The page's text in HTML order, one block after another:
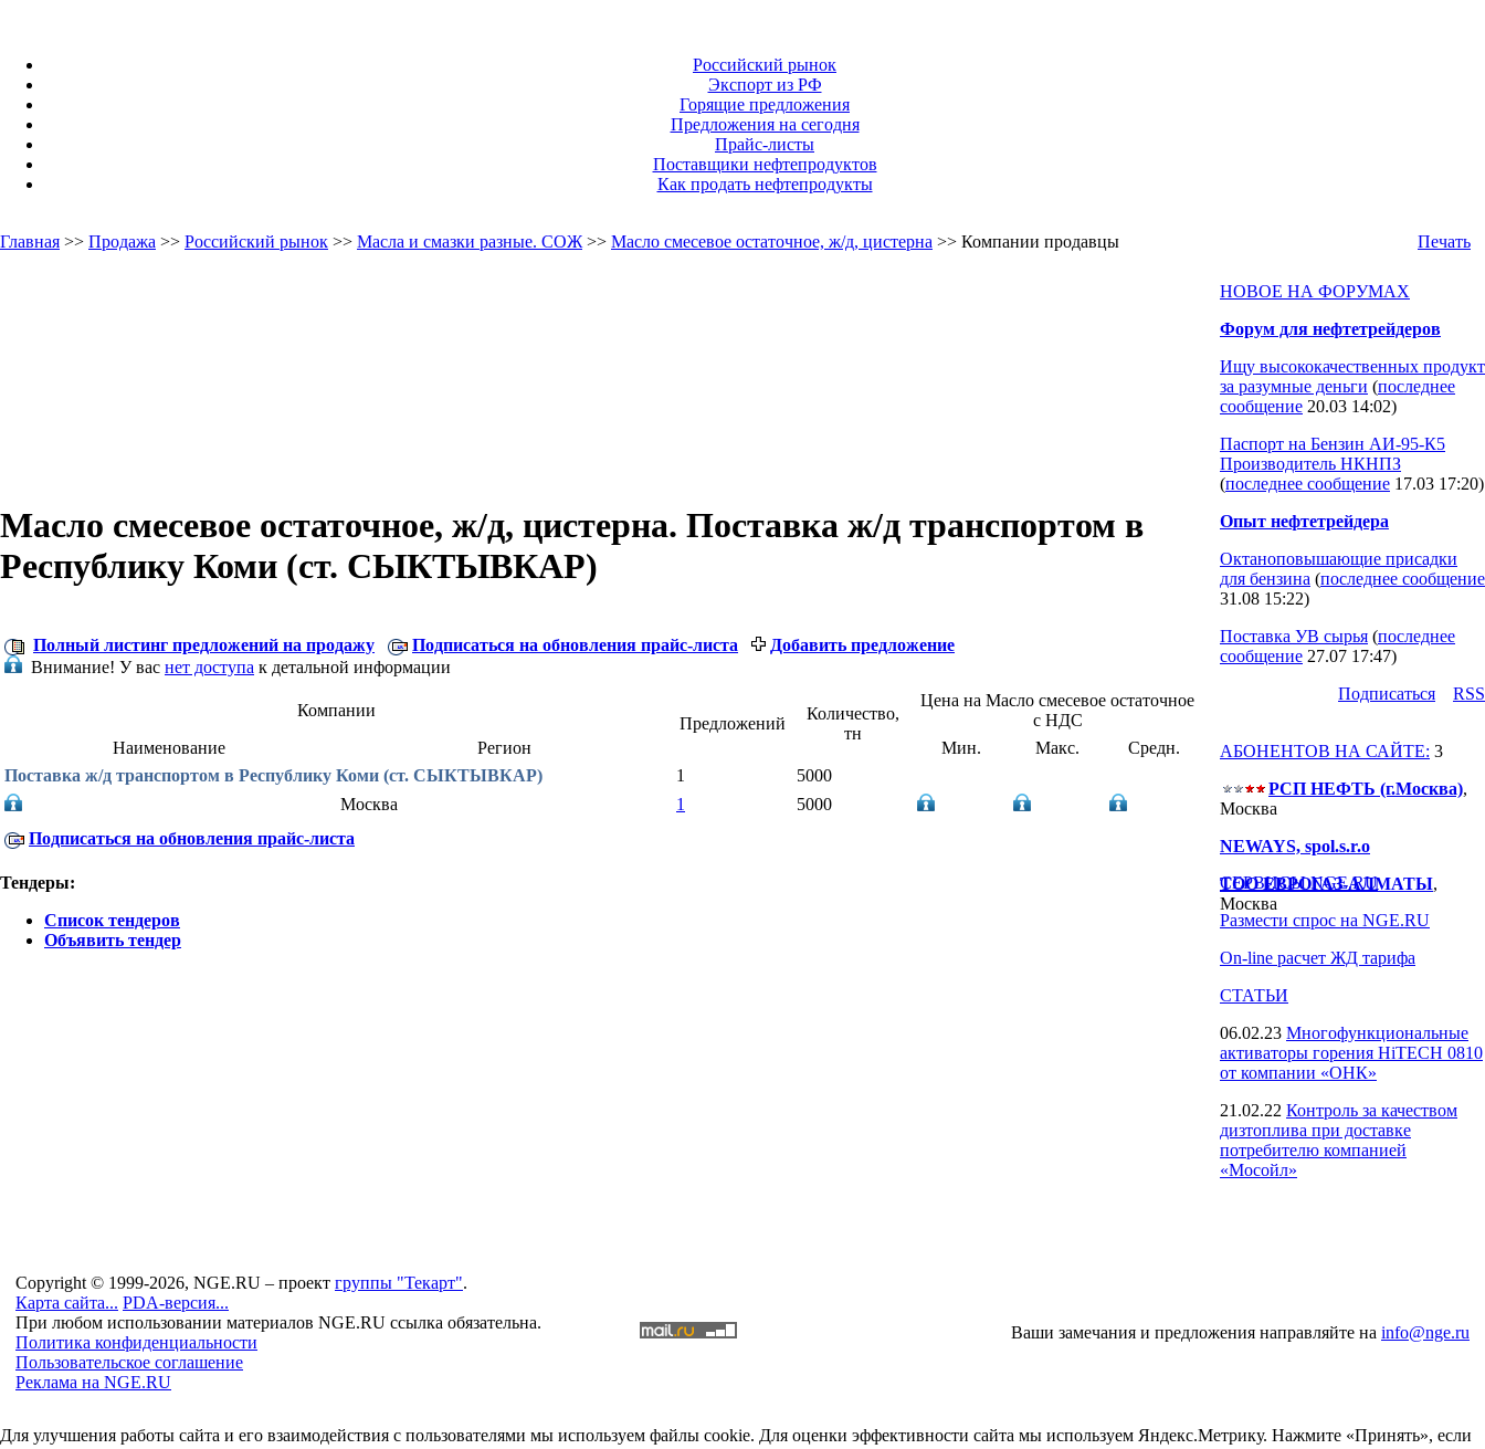
Российский рынок
Экспорт из РФ
Горящие предложения
Предложения на сегодня
Прайс-листы
Поставщики нефтепродуктов
Как продать нефтепродукты
Главная >> Продажа >> Российский рынок >> Масла и смазки разные. СОЖ >> Масло смесевое остаточное, ж/д, цистерна >> Компании продавцы Печать
Масло смесевое остаточное, ж/д, цистерна. Поставка ж/д транспортом в
Республику Коми (ст. СЫКТЫВКАР)
Полный листинг предложений на продажу Подписаться на обновления прайс-листа
Добавить предложение
Внимание! У вас нет доступа к детальной информации
Компании
Предложений
Количество,
тн
Цена на Масло смесевое остаточное
с НДС
Наименование
Регион Мин. Макс.
Средн.
Поставка ж/д транспортом в Республику Коми (ст. СЫКТЫВКАР)
1
5000
Москва
1
5000
Подписаться на обновления прайс-листа
Тендеры:
Список тендеров
Объявить тендер
НОВОЕ НА ФОРУМАХ
Форум для нефтетрейдеров
Ищу высококачественных продукт
за разумные деньги (последнее
сообщение 20.03 14:02)
Паспорт на Бензин АИ-95-К5
Производитель НКНПЗ
(последнее сообщение 17.03 17:20)
Опыт нефтетрейдера
Октаноповышающие присадки
для бензина (последнее сообщение
31.08 15:22)
Поставка УВ сырья (последнее
сообщение 27.07 17:47)
Подпиcаться
RSS
АБОНЕНТОВ НА САЙТЕ: 3
РСП НЕФТЬ (г.Москва),
Москва
NEWAYS, spol.s.r.o
ТОО ЕВРОГАЗ-АЛМАТЫ,
Москва
СЕРВИСЫ NGE.RU
Размести спрос на NGE.RU
On-line расчет ЖД тарифа
СТАТЬИ
06.02.23 Многофункциональные
активаторы горения HiTECH 0810
от компании «ОНК»
21.02.22 Контроль за качеством
дизтоплива при доставке
потребителю компанией
«Мосойл»
Copyright © 1999-2026, NGE.RU – проект группы "Текарт".
Карта сайта... PDA-версия...
При любом использовании материалов NGE.RU ссылка обязательна.
Политика конфиденциальности
Пользовательское соглашение
Реклама на NGE.RU
Ваши замечания и предложения направляйте на info@nge.ru
Для улучшения работы сайта и его взаимодействия с пользователями мы используем файлы cookie. Для оценки эффективности сайта мы используем Яндекс.Метрику. Нажмите «Принять», если